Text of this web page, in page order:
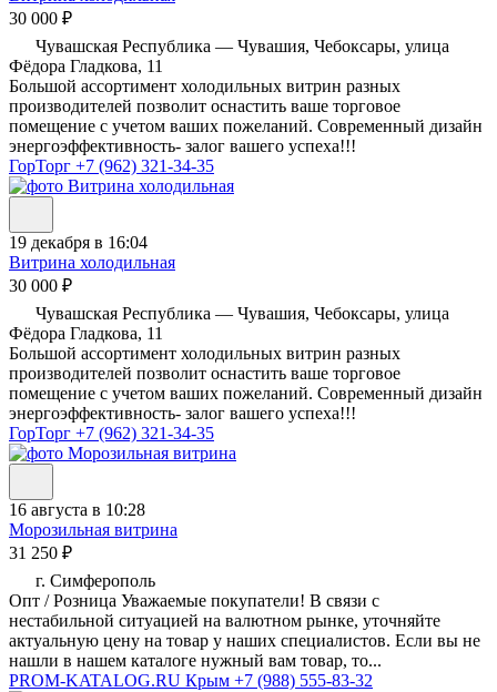
30 000 ₽
Чувашская Республика — Чувашия, Чебоксары, улица
Фёдора Гладкова, 11
Большой ассортимент холодильных витрин разных
производителей позволит оснастить ваше торговое
помещение с учетом ваших пожеланий. Современный дизайн
энергоэффективность- залог вашего успеха!!!
ГорТорг +7 (962) 321-34-35
19 декабря в 16:04
Витрина холодильная
30 000 ₽
Чувашская Республика — Чувашия, Чебоксары, улица
Фёдора Гладкова, 11
Большой ассортимент холодильных витрин разных
производителей позволит оснастить ваше торговое
помещение с учетом ваших пожеланий. Современный дизайн
энергоэффективность- залог вашего успеха!!!
ГорТорг +7 (962) 321-34-35
16 августа в 10:28
Морозильная витрина
31 250 ₽
г. Симферополь
Опт / Розница Уважаемые покупатели! В связи с
нестабильной ситуацией на валютном рынке, уточняйте
актуальную цену на товар у наших специалистов. Если вы не
нашли в нашем каталоге нужный вам товар, то...
PROM-KATALOG.RU Крым +7 (988) 555-83-32